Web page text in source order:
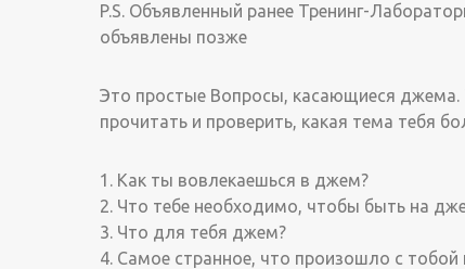
P.S. Объявленный ранее Тренинг-
объявлены позже
Это простые Вопросы, касающиеся джема.
прочитать и проверить, какая тема тебя
1. Как ты вовлекаешься в джем?
2. Что тебе необходимо, чтобы быть на
3. Что для тебя джем?
4. Самое странное, что произошло с